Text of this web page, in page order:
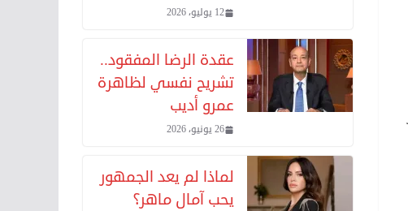
12 يوليو، 2026
عقدة الرضا المفقود..
تشريح نفسي لظاهرة
عمرو أديب
26 يونيو، 2026
لماذا لم يعد الجمهور
يحب آمال ماهر؟